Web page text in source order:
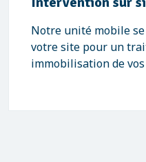
Notre unité mobile
votre site pour un
immobilisation de